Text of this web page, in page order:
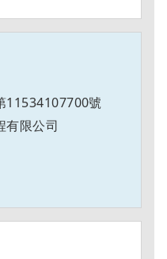
11534107700號
有限公司